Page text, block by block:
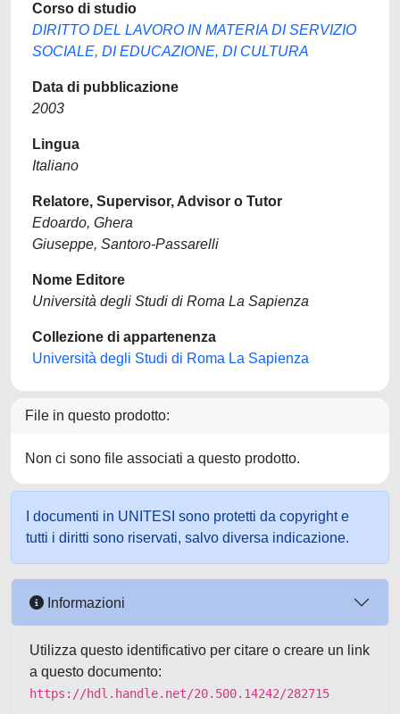
Corso di studio
DIRITTO DEL LAVORO IN MATERIA DI SERVIZIO
SOCIALE, DI EDUCAZIONE, DI CULTURA
Data di pubblicazione
2003
Lingua
Italiano
Relatore, Supervisor, Advisor o Tutor
Edoardo, Ghera
Giuseppe, Santoro-Passarelli
Nome Editore
Università degli Studi di Roma La Sapienza
Collezione di appartenenza
Università degli Studi di Roma La Sapienza
File in questo prodotto:
Non ci sono file associati a questo prodotto.
I documenti in UNITESI sono protetti da copyright e
tutti i diritti sono riservati, salvo diversa indicazione.
Informazioni
Utilizza questo identificativo per citare o creare un link
a questo documento:
https://hdl.handle.net/20.500.14242/282715